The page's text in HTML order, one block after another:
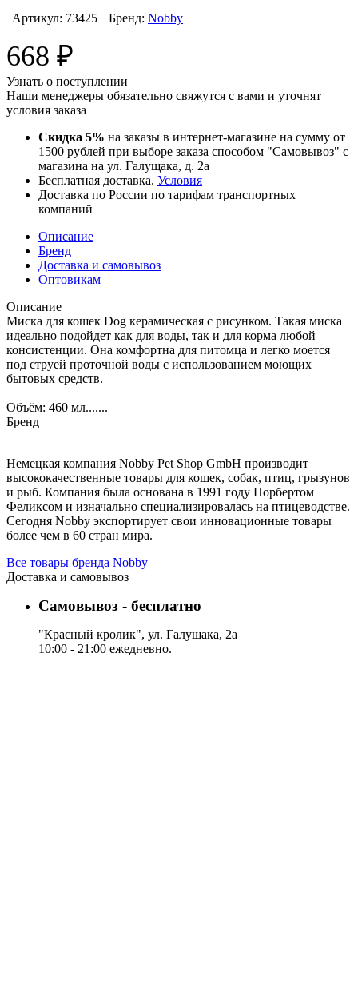
Артикул: 73425 Бренд: Nobby
668 ₽
Узнать о поступлении
Наши менеджеры обязательно свяжутся с вами и уточнят
условия заказа
Скидка 5% на заказы в интернет-магазине на сумму от
1500 рублей при выборе заказа способом "Самовывоз" с
магазина на ул. Галущака, д. 2а
Бесплатная доставка. Условия
Доставка по России по тарифам транспортных
компаний
Описание
Бренд
Доставка и самовывоз
Оптовикам
Описание
Миска для кошек Dog керамическая с рисунком. Такая миска
идеально подойдет как для воды, так и для корма любой
консистенции. Она комфортна для питомца и легко моется
под струей проточной воды с использованием моющих
бытовых средств.
Объём: 460 мл.......
Бренд
Немецкая компания Nobby Pet Shop GmbH производит
высококачественные товары для кошек, собак, птиц, грызунов
и рыб. Компания была основана в 1991 году Норбертом
Феликсом и изначально специализировалась на птицеводстве.
Сегодня Nobby экспортирует свои инновационные товары
более чем в 60 стран мира.
Все товары бренда Nobby
Доставка и самовывоз
Самовывоз - бесплатно
"Красный кролик", ул. Галущака, 2а
10:00 - 21:00 ежедневно.